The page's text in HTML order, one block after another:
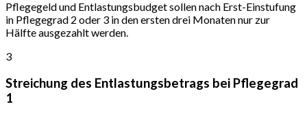
Pflegegeld und Entlastungsbudget sollen nach Erst-Einstufung
in Pflegegrad 2 oder 3 in den ersten drei Monaten nur zur
Hälfte ausgezahlt werden.
3
Streichung des Entlastungsbetrags bei Pflegegrad
1